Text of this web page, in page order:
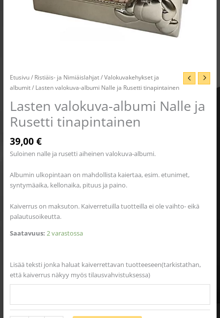
Etusivu/ Ristiäis- ja Nimiäislahjat/Valokuvakehykset ja
albumit/ Lasten valokuva-albumi Nalle ja Rusetti tinapintainen
Lasten valokuva-albumi Nalle ja
Rusetti tinapintainen
39,00€
Suloinen nalle ja rusetti aiheinen valokuva-albumi.
Albumin ulkopintaan on mahdollista kaiertaa, esim. etunimet,
syntymäaika, kellonaika, pituus ja paino.
Kaiverrus on maksuton. Kaiverretuilla tuotteilla ei ole vaihto- eikä
palautusoikeutta.
Saatavuus: 2 varastossa
Lisää teksti jonka haluat kaiverrettavan tuotteeseen(tarkistathan,
että kaiverrus näkyy myös tilausvahvistuksessa)